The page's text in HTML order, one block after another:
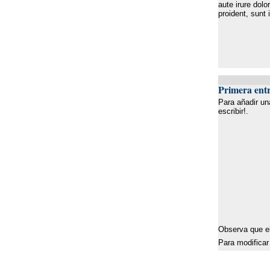
aute irure
proident, sunt
Primera
Para añadir
escribir!.
Observa que
Para